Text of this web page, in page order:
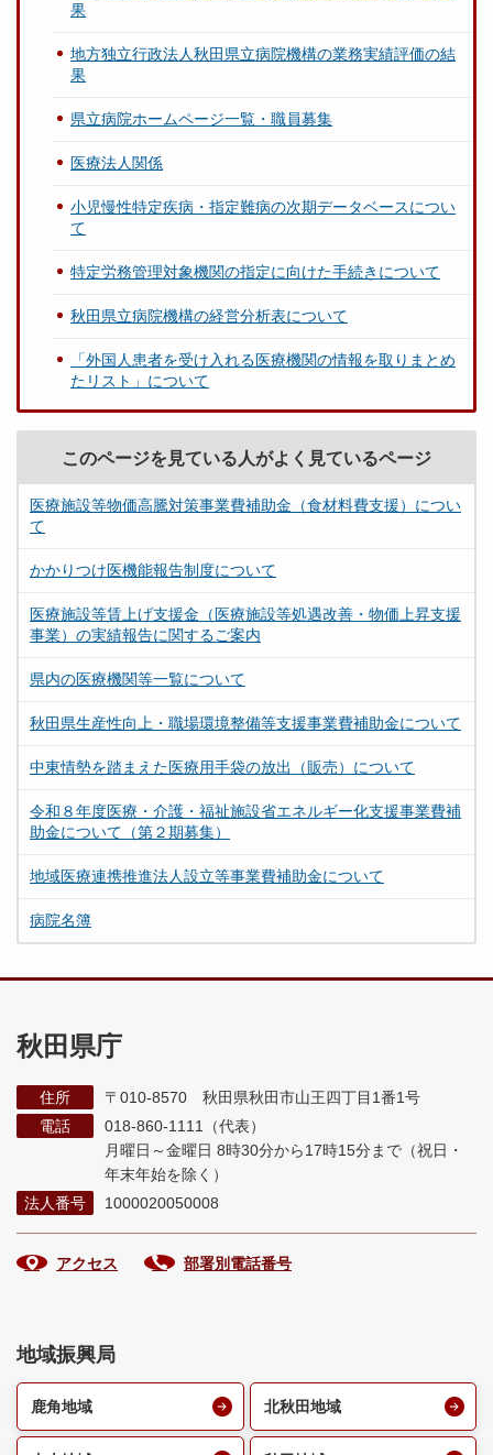
果
地方独立行政法人秋田県立病院機構の業務実績評価の結
果
県立病院ホームページ一覧・職員募集
医療法人関係
小児慢性特定疾病・指定難病の次期データベースについ
て
特定労務管理対象機関の指定に向けた手続きについて
秋田県立病院機構の経営分析表について
「外国人患者を受け入れる医療機関の情報を取りまとめ
たリスト」について
このページを見ている人がよく見ているページ
医療施設等物価高騰対策事業費補助金（食材料費支援）につい
て
かかりつけ医機能報告制度について
医療施設等賃上げ支援金（医療施設等処遇改善・物価上昇支援
事業）の実績報告に関するご案内
県内の医療機関等一覧について
秋田県生産性向上・職場環境整備等支援事業費補助金について
中東情勢を踏まえた医療用手袋の放出（販売）について
令和８年度医療・介護・福祉施設省エネルギー化支援事業費補
助金について（第２期募集）
地域医療連携推進法人設立等事業費補助金について
病院名簿
秋田県庁
住所
〒010-8570 秋田県秋田市山王四丁目1番1号
電話
018-860-1111（代表）
月曜日～金曜日 8時30分から17時15分まで （祝日・
年末年始を除く）
法人番号
1000020050008
アクセス 部署別電話番号
地域振興局
鹿角地域 北秋田地域